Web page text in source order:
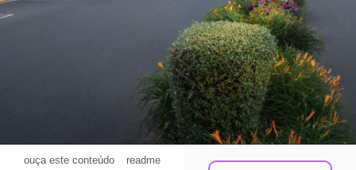
ouça este conteúdo readme